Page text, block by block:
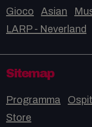
Gioco
Asian
LARP - Neverland
Sitemap
Programma
Store